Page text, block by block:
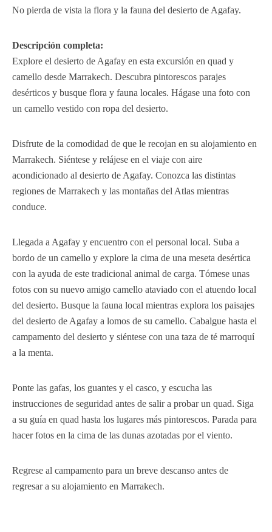
No pierda de vista la flora y la fauna del desierto de Agafay.
Descripción completa:
Explore el desierto de Agafay en esta excursión en quad y
camello desde Marrakech. Descubra pintorescos parajes
desérticos y busque flora y fauna locales. Hágase una foto con
un camello vestido con ropa del desierto.
Disfrute de la comodidad de que le recojan en su alojamiento en
Marrakech. Siéntese y relájese en el viaje con aire
acondicionado al desierto de Agafay. Conozca las distintas
regiones de Marrakech y las montañas del Atlas mientras
conduce.
Llegada a Agafay y encuentro con el personal local. Suba a
bordo de un camello y explore la cima de una meseta desértica
con la ayuda de este tradicional animal de carga. Tómese unas
fotos con su nuevo amigo camello ataviado con el atuendo local
del desierto. Busque la fauna local mientras explora los paisajes
del desierto de Agafay a lomos de su camello. Cabalgue hasta el
campamento del desierto y siéntese con una taza de té marroquí
a la menta.
Ponte las gafas, los guantes y el casco, y escucha las
instrucciones de seguridad antes de salir a probar un quad. Siga
a su guía en quad hasta los lugares más pintorescos. Parada para
hacer fotos en la cima de las dunas azotadas por el viento.
Regrese al campamento para un breve descanso antes de
regresar a su alojamiento en Marrakech.